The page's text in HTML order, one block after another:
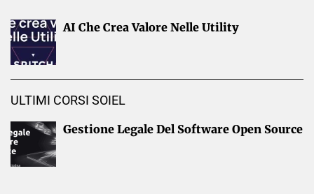
AI Che Crea Valore Nelle Utility
ULTIMI CORSI SOIEL
Gestione Legale Del Software Open Source